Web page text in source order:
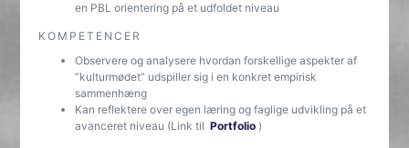
en PBL orientering på et udfoldet niveau
KOMPETENCER
Observere og analysere hvordan forskellige aspekter af
”kulturmødet” udspiller sig i en konkret empirisk
sammenhæng
Kan reflektere over egen læring og faglige udvikling på et
avanceret niveau (Link til Portfolio )